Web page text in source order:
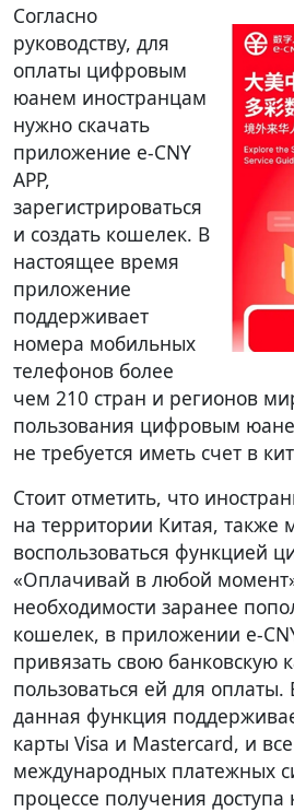
Согласно
руководству, для
оплаты цифровым
юанем иностранцам
нужно скачать
приложение e-CNY
APP,
зарегистрироваться
и создать кошелек. В
настоящее время
приложение
поддерживает
номера мобильных
телефонов более
чем 210 стран и регионов
пользования цифровым
не требуется иметь счет в
Стоит отметить, что
на территории Китая, также
воспользоваться функцией
«Оплачивай в любой
необходимости заранее
кошелек, в приложении e-
привязать свою банковскую
пользоваться ей для
данная функция
карты Visa и Mastercard, и
международных платежных
процессе получения доступа